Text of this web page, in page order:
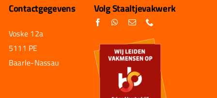
Contactgegevens
Voske 12a
5111 PE
Baarle-Nassau
Volg Staaltjevakwerk